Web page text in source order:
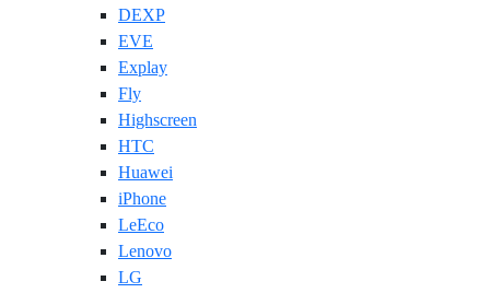
DEXP
EVE
Explay
Fly
Highscreen
HTC
Huawei
iPhone
LeEco
Lenovo
LG